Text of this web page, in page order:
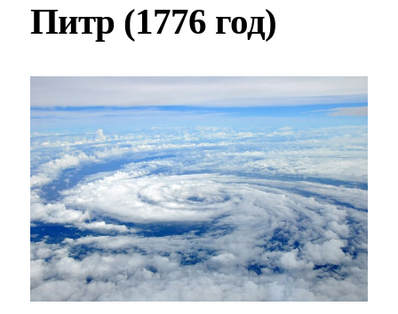
Питр (1776 год)